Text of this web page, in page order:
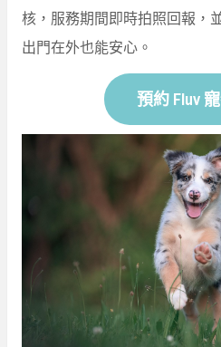
核，服務期間即時拍照回報，
出門在外也能安心。
預約 Fluv